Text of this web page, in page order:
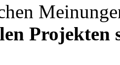
Projekten